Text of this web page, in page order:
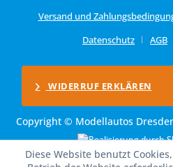
Versand und
Datenschutz
AGB
WIDERRUF ERKLÄREN
Copyright © Modellautos
Diese Website benutzt